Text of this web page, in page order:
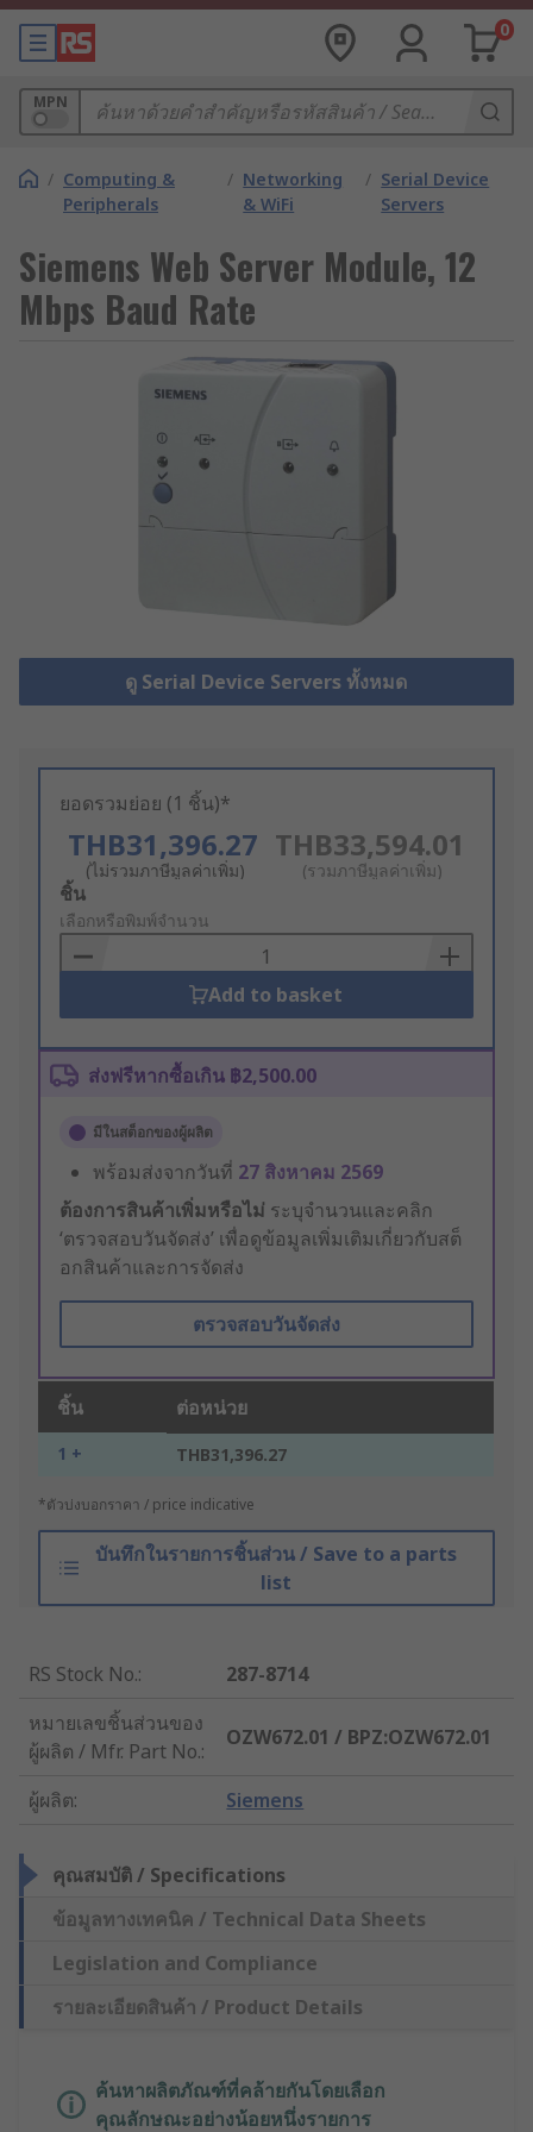
0
MPN
/ Computing &
Peripherals
/ Networking
& WiFi
/ Serial Device
Servers
Siemens Web Server Module, 12
Mbps Baud Rate
ดู Serial Device Servers ทั้งหมด
ยอดรวมย่อย (1 ชิ้น)*
THB31,396.27
(ไม่รวมภาษีมูลค่าเพิ่ม)
THB33,594.01
(รวมภาษีมูลค่าเพิ่ม)
Add
to
Basket
ชิ้น
เลือกหรือพิมพ์จำนวน
Add to basket
ส่งฟรีหากซื้อเกิน ฿2,500.00
มีในสต็อกของผู้ผลิต
พร้อมส่งจากวันที่ 27 สิงหาคม 2569
ต้องการสินค้าเพิ่มหรือไม่ ระบุจำนวนและคลิก
‘ตรวจสอบวันจัดส่ง’ เพื่อดูข้อมูลเพิ่มเติมเกี่ยวกับสต็
อกสินค้าและการจัดส่ง
ตรวจสอบวันจัดส่ง
ชิ้น ต่อหน่วย
1 + THB31,396.27
*ตัวบ่งบอกราคา / price indicative
บันทึกในรายการชิ้นส่วน / Save to a parts
list
RS Stock No.:
287-8714
หมายเลขชิ้นส่วนของ
ผู้ผลิต / Mfr. Part No.:
OZW672.01 / BPZ:OZW672.01
ผู้ผลิต: Siemens
คุณสมบัติ / Specifications
ข้อมูลทางเทคนิค / Technical Data Sheets
Legislation and Compliance
รายละเอียดสินค้า / Product Details
ค้นหาผลิตภัณฑ์ที่คล้ายกันโดยเลือก
คุณลักษณะอย่างน้อยหนึ่งรายการ